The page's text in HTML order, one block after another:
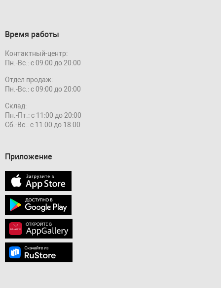
Время работы
Контактный-центр:
Пн.-Вс.: с 09:00 до 20:00
Отдел продаж:
Пн.-Вс.: с 09:00 до 20:00
Склад:
Пн.-Пт.: с 11:00 до 20:00
Сб.-Вс.: с 11:00 до 18:00
Приложение